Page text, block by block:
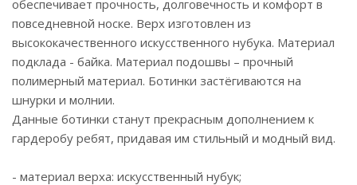
обеспечивает прочность, долговечность и комфорт в
повседневной носке. Верх изготовлен из
высококачественного искусственного нубука. Материал
подклада - байка. Материал подошвы – прочный
полимерный материал. Ботинки застёгиваются на
шнурки и молнии.
Данные ботинки станут прекрасным дополнением к
гардеробу ребят, придавая им стильный и модный вид.
- материал верха: искусственный нубук;